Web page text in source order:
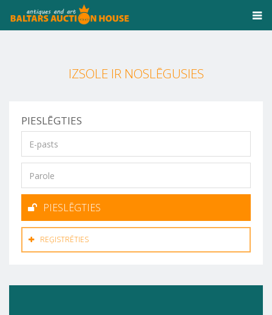
IZSOLE IR NOSLĒGUSIES
PIESLĒGTIES
PIESLĒGTIES
REĢISTRĒTIES